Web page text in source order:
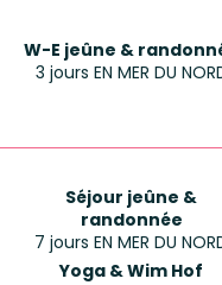
W-E jeûne &
3 jours EN MER DU
Séjour jeûne &
randonnée
7 jours EN MER DU
Yoga & Wim Hof